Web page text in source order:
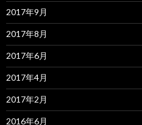
2017年9月
2017年8月
2017年6月
2017年4月
2017年2月
2016年6月